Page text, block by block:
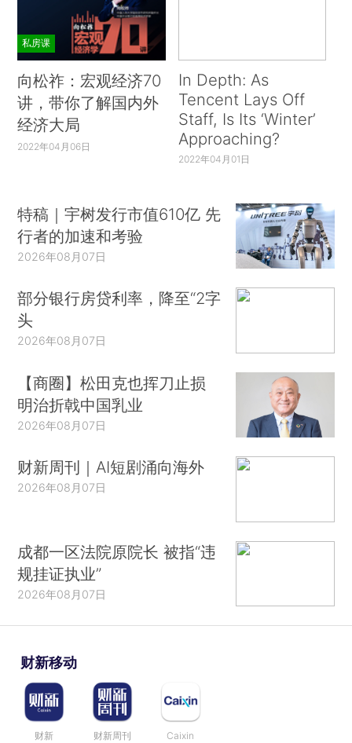
私房课
向松祚：宏观经济70
讲，带你了解国内外
经济大局
2022年04月06日
In Depth: As
Tencent Lays Off
Staff, Is Its ‘Winter’
Approaching?
2022年04月01日
特稿｜宇树发行市值610亿 先
行者的加速和考验
2026年08月07日
部分银行房贷利率，降至“2字
头
2026年08月07日
【商圈】松田克也挥刀止损
明治折戟中国乳业
2026年08月07日
财新周刊｜AI短剧涌向海外
2026年08月07日
成都一区法院原院长 被指“违
规挂证执业”
2026年08月07日
财新移动
财新 财新周刊 Caixin